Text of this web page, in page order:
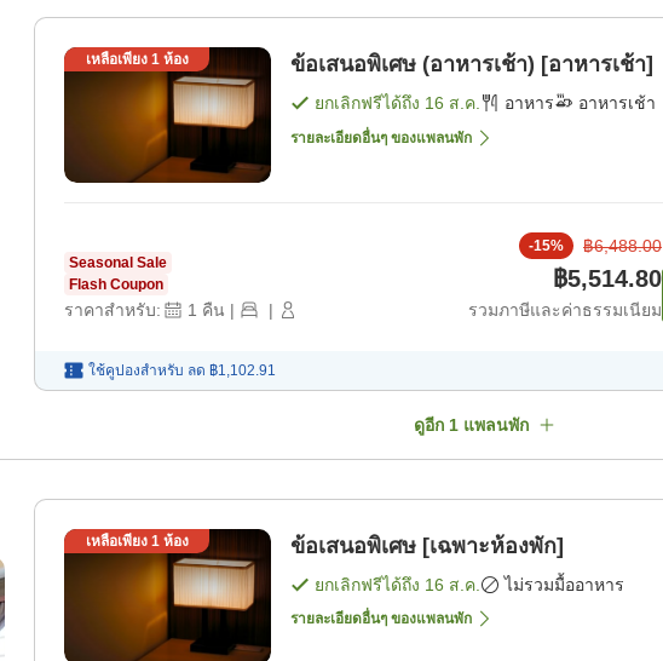
เหลือเพียง 1ห้อง ข้อเสนอพิเศษ (อาหารเช้า) [อาหารเช้า]
ยกเลิกฟรีได้ถึง 16 ส.ค. อาหาร อาหารเช้า
รายละเอียดอื่นๆ ของแพลนพัก
Seasonal Sale
Flash Coupon
ราคาสำหรับ: 1 คืน | |
-15% ฿6,488.00
฿5,514.80
รวมภาษีและค่าธรรมเนียม
ใช้คูปองสำหรับ ลด ฿1,102.91
ดูอีก 1แพลนพัก
เหลือเพียง 1ห้อง ข้อเสนอพิเศษ [เฉพาะห้องพัก]
ยกเลิกฟรีได้ถึง 16 ส.ค. ไม่รวมมื้ออาหาร
รายละเอียดอื่นๆ ของแพลนพัก